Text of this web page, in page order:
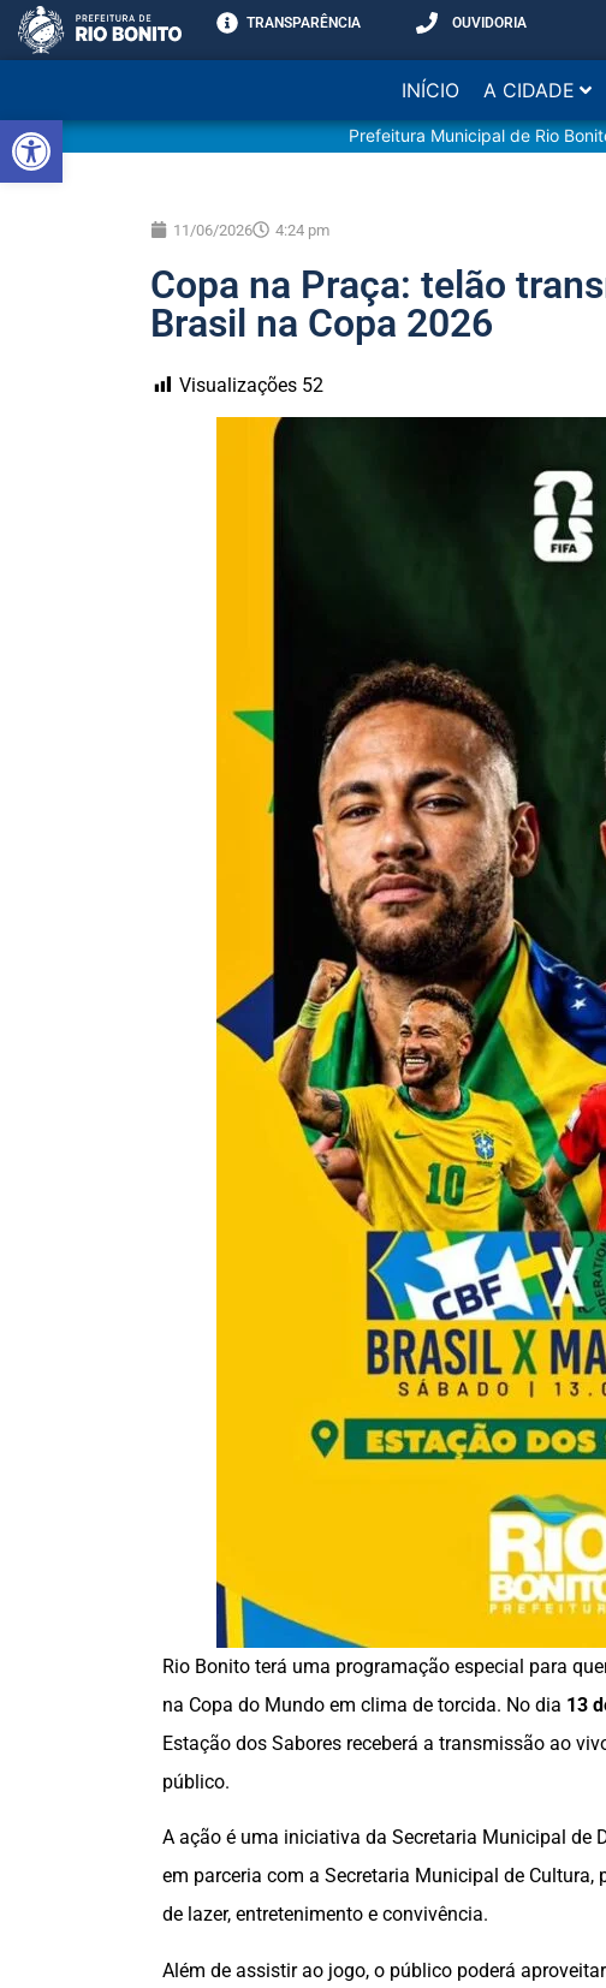
Abrir a barra de ferramentas
TRANSPARÊNCIA OUVIDORIA
INÍCIO A CIDADE
Prefeitura Municipal de Rio
11/06/2026 4:24 pm
Copa na Praça: telão
Brasil na Copa 2026
Visualizações 52
Rio Bonito terá uma programação especial para
na Copa do Mundo em clima de torcida. No dia 13
Estação dos Sabores receberá a transmissão ao
público.
A ação é uma iniciativa da Secretaria Municipal de
em parceria com a Secretaria Municipal de
de lazer, entretenimento e convivência.
Além de assistir ao jogo, o público poderá